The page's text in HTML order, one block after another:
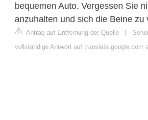
bequemen Auto. Vergessen Sie
anzuhalten und sich die Beine zu
Antrag auf Entfernung der Quelle |
vollständige Antwort auf translate.google.com